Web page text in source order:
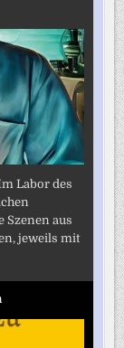
Labor des
Szenen aus
jeweils mit